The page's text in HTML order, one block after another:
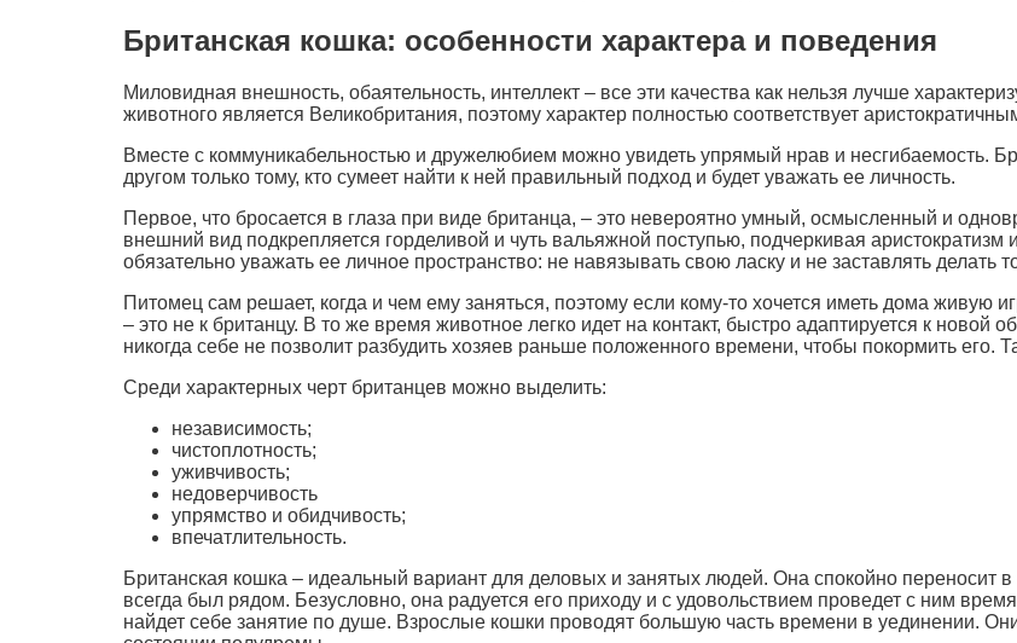
Британская кошка: особенности характера и поведения
Миловидная внешность, обаятельность, интеллект – все эти качества как нельзя лучше
животного является Великобритания, поэтому характер полностью соответствует
Вместе с коммуникабельностью и дружелюбием можно увидеть упрямый нрав и несгибаемость.
другом только тому, кто сумеет найти к ней правильный подход и будет уважать ее личность.
Первое, что бросается в глаза при виде британца, – это невероятно умный, осмысленный и
внешний вид подкрепляется горделивой и чуть вальяжной поступью, подчеркивая
обязательно уважать ее личное пространство: не навязывать свою ласку и не заставлять делать
Питомец сам решает, когда и чем ему заняться, поэтому если кому-то хочется иметь дома живую
– это не к британцу. В то же время животное легко идет на контакт, быстро адаптируется к новой
никогда себе не позволит разбудить хозяев раньше положенного времени, чтобы покормить его.
Среди характерных черт британцев можно выделить:
независимость;
чистоплотность;
уживчивость;
недоверчивость
упрямство и обидчивость;
впечатлительность.
Британская кошка – идеальный вариант для деловых и занятых людей. Она спокойно переносит
всегда был рядом. Безусловно, она радуется его приходу и с удовольствием проведет с ним
найдет себе занятие по душе. Взрослые кошки проводят большую часть времени в уединении.